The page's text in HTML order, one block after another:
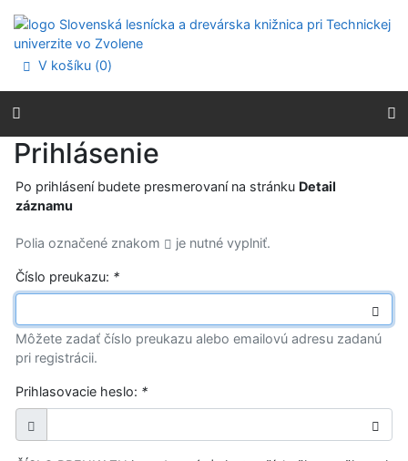
Prejsť na menu
Prehlásenie o webovej prístupnosti
V košíku (0)
Prihlásenie
Po prihlásení budete presmerovaní na stránku Detail
záznamu
Polia označené znakom je nutné vyplniť.
Číslo preukazu: *
Môžete zadať číslo preukazu alebo emailovú adresu zadanú
pri registrácii.
Prihlasovacie heslo: *